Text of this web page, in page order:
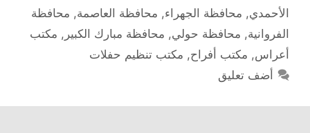
الأحمدي, محافظة الجهراء, محافظة العاصمة, محافظة
الفروانية, محافظة حولي, محافظة مبارك الكبير , مكتب
أعراس, مكتب أفراح, مكتب تنظيم حفلات
أضف تعليق